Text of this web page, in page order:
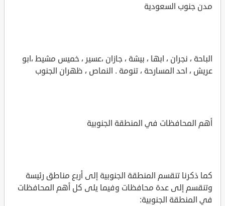
مدن جنوب السعودية
الباحة ، نجران ، ابها ، بيشة ، جازان ،عسير ، خميس مشيط ،ابو
عريش ، احد المسارحة ، تنومة . النماص ، ظهران الجنوب
أهم المحافظات في المنطقة الجنوبية
كما ذكرنا تنقسم المنطقة الجنوبية إلى أربع مناطق رئيسة
وتنقسم إلى عدة محافظات وفيما يلى كل أهم المحافظات
في المنطقة الجنوبية: